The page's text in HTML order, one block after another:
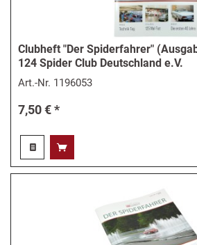
Clubheft "Der Spiderfahrer"
124 Spider Club Deutschland e.V.
Art.-Nr. 1196053
7,50 € *